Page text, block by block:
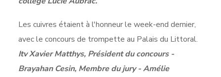
Les cuivres étaient à l'honneur le week-end dernier,
avec le concours de trompette au Palais du Littoral.
Itv Xavier Matthys, Président du concours -
Brayahan Cesin, Membre du jury - Amélie